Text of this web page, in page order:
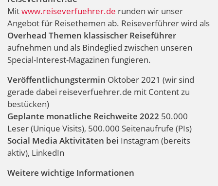
Mitwww.reiseverfuehrer.de runden wir unser
Angebot für Reisethemen ab. Reiseverführer wird als
Overhead Themen klassischer Reiseführer
aufnehmen und als Bindeglied zwischen unseren
Special-Interest-Magazinen fungieren.
Veröffentlichungstermin Oktober 2021 (wir sind
gerade dabei reiseverfuehrer.de mit Content zu
bestücken)
Geplante monatliche Reichweite 2022 50.000
Leser (Unique Visits), 500.000 Seitenaufrufe (PIs)
Social Media Aktivitäten bei Instagram (bereits
aktiv), LinkedIn
Weitere wichtige Informationen